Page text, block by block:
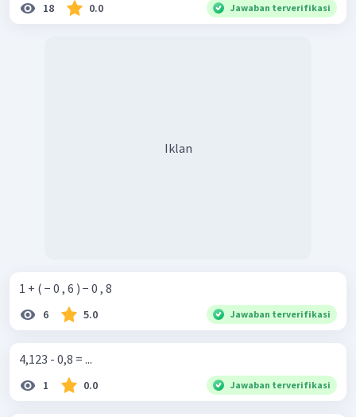
18 0.0 Jawaban terverifikasi
Iklan
1 + ( − 0 , 6 ) − 0 , 8
6 5.0 Jawaban terverifikasi
4,123 - 0,8 = ...
1 0.0 Jawaban terverifikasi